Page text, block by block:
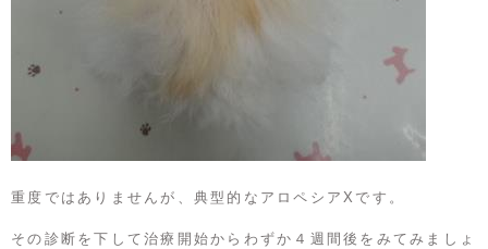
重度ではありませんが、典型的なアロペシアXです。
その診断を下して治療開始からわずか４週間後をみてみましょ